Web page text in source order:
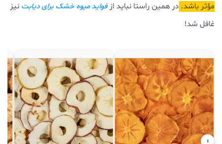
مؤثر باشد. در همین راستا نباید ازفواید میوه خشک برای دیابت نیز
غافل شد!
‹›